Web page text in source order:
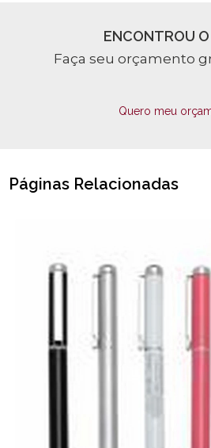
ENCONTROU
Faça seu orçamento
Quero meu
Páginas Relacionadas